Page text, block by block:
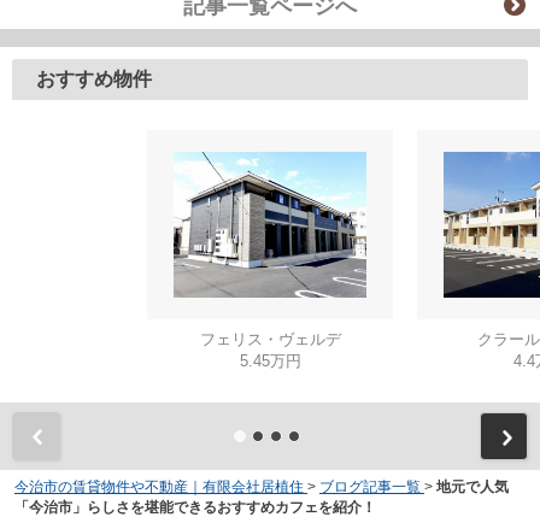
記事一覧ページへ
おすすめ物件
フェリス・ヴェルデ
5.45万円
クラー
4.4
今治市の賃貸物件や不動産｜有限会社居植住 > ブログ記事一覧 > 地元で人気
「今治市」らしさを堪能できるおすすめカフェを紹介！